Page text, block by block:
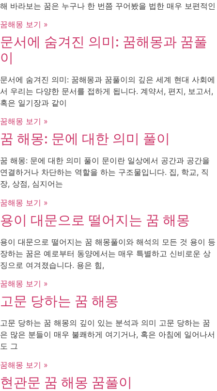
해 바라보는 꿈은 누구나 한 번쯤 꾸어봤을 법한 매우 보편적인
꿈해몽 보기 »
문서에 숨겨진 의미: 꿈해몽과 꿈풀
이
문서에 숨겨진 의미: 꿈해몽과 꿈풀이의 깊은 세계 현대 사회에
서 우리는 다양한 문서를 접하게 됩니다. 계약서, 편지, 보고서,
혹은 일기장과 같이
꿈해몽 보기 »
꿈 해몽: 문에 대한 의미 풀이
꿈 해몽: 문에 대한 의미 풀이 문이란 일상에서 공간과 공간을
연결하거나 차단하는 역할을 하는 구조물입니다. 집, 학교, 직
장, 상점, 심지어는
꿈해몽 보기 »
용이 대문으로 떨어지는 꿈 해몽
용이 대문으로 떨어지는 꿈 해몽풀이와 해석의 모든 것 용이 등
장하는 꿈은 예로부터 동양에서는 매우 특별하고 신비로운 상
징으로 여겨졌습니다. 용은 힘,
꿈해몽 보기 »
고문 당하는 꿈 해몽
고문 당하는 꿈 해몽의 깊이 있는 분석과 의미 고문 당하는 꿈
은 많은 분들이 매우 불쾌하게 여기거나, 혹은 아침에 일어나서
도 그
꿈해몽 보기 »
현관문 꿈 해몽 꿈풀이